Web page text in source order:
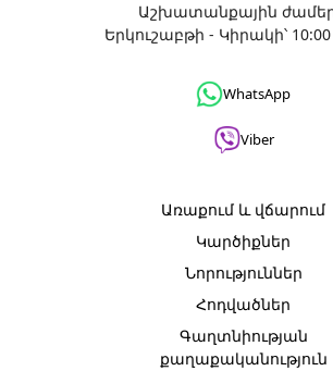
Աշխատանքային
Երկուշաբթի - Կիրակի՝ 10:00
WhatsApp
Viber
Առաքում և վճարում
Կարծիքներ
Նորություններ
Հոդվածներ
Գաղտնիության
քաղաքականություն